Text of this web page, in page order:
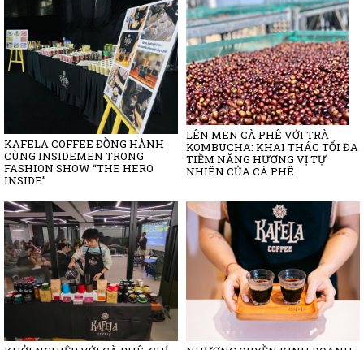
KAFELA COFFEE ĐỒNG HÀNH
CÙNG INSIDEMEN TRONG
FASHION SHOW “THE HERO
INSIDE”
LÊN MEN CÀ PHÊ VỚI TRÀ
KOMBUCHA: KHAI THÁC TỐI ĐA
TIỀM NĂNG HƯƠNG VỊ TỰ
NHIÊN CỦA CÀ PHÊ